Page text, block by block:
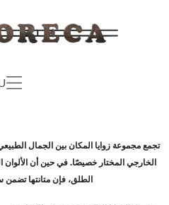
تجمع مجموعة زوايا المكان بين الجمال
الخارجي المختار خصيصًا. في حين أن الألوان
الطلق، فإن متانتها